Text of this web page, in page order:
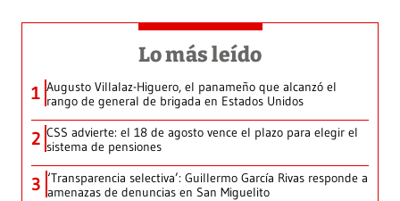
Lo más leído
1 Augusto Villalaz-Higuero, el panameño que alcanzó el
rango de general de brigada en Estados Unidos
2 CSS advierte: el 18 de agosto vence el plazo para elegir el
sistema de pensiones
3 ‘Transparencia selectiva’: Guillermo García Rivas responde a
amenazas de denuncias en San Miguelito